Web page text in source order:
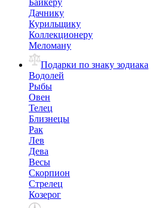
Байкеру
Дачнику
Курильщику
Коллекционеру
Меломану
Подарки по знаку зодиака
Водолей
Рыбы
Овен
Телец
Близнецы
Рак
Лев
Дева
Весы
Скорпион
Стрелец
Козерог